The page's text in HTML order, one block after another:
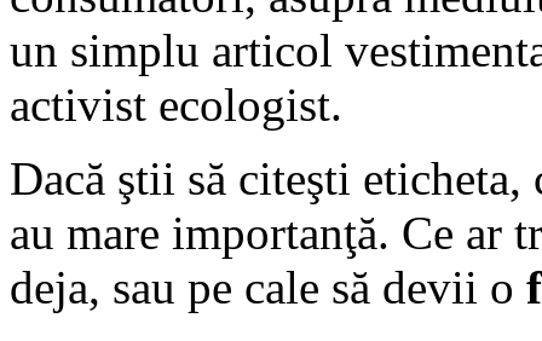
un simplu articol
activist ecologist.
Dacă ştii să citeşti
au mare importanţă. Ce ar
deja, sau pe cale să devii o